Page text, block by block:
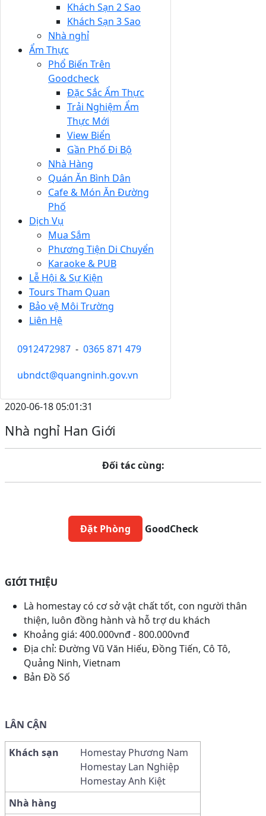
Khách Sạn 2 Sao
Khách Sạn 3 Sao
Nhà nghỉ
Ẩm Thực
Phổ Biến Trên
Goodcheck
Đặc Sắc Ẩm Thực
Trải Nghiệm Ẩm
Thực Mới
View Biển
Gần Phố Đi Bộ
Nhà Hàng
Quán Ăn Bình Dân
Cafe & Món Ăn Đường
Phố
Dịch Vụ
Mua Sắm
Phương Tiện Di Chuyển
Karaoke & PUB
Lễ Hội & Sự Kiện
Tours Tham Quan
Bảo vệ Môi Trường
Liên Hệ
0912472987 - 0365 871 479
ubndct@quangninh.gov.vn
2020-06-18 05:01:31
Nhà nghỉ Han Giới
Đối tác cùng:
Đặt Phòng GoodCheck
GIỚI THIỆU
Là homestay có cơ sở vật chất tốt, con người thân
thiện, luôn đồng hành và hỗ trợ du khách
Khoảng giá: 400.000vnđ - 800.000vnđ
Địa chỉ: Đường Vũ Văn Hiếu, Đồng Tiến, Cô Tô,
Quảng Ninh, Vietnam
Bản Đồ Số
LÂN CẬN
Khách sạn
Homestay Phương Nam
Homestay Lan Nghiệp
Homestay Anh Kiệt
Nhà hàng